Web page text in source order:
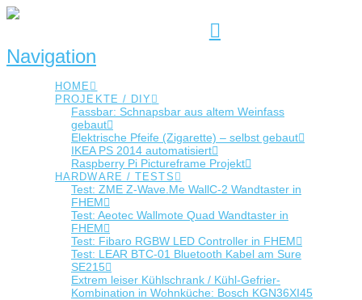
Navigation
HOME
PROJEKTE / DIY
Fassbar: Schnapsbar aus altem Weinfass
gebaut
Elektrische Pfeife (Zigarette) – selbst gebaut
IKEA PS 2014 automatisiert
Raspberry Pi Pictureframe Projekt
HARDWARE / TESTS
Test: ZME Z-Wave.Me WallC-2 Wandtaster in
FHEM
Test: Aeotec Wallmote Quad Wandtaster in
FHEM
Test: Fibaro RGBW LED Controller in FHEM
Test: LEAR BTC-01 Bluetooth Kabel am Sure
SE215
Extrem leiser Kühlschrank / Kühl-Gefrier-
Kombination in Wohnküche: Bosch KGN36XI45